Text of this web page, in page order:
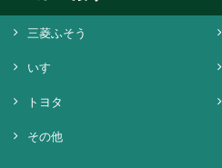
三菱ふそう
いすゞ
トヨタ
その他